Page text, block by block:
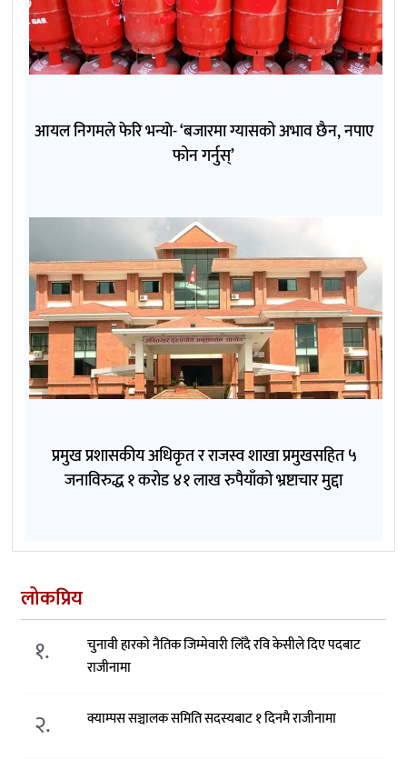
आयल निगमले फेरि भन्याे- ‘बजारमा ग्यासको अभाव छैन, नपाए
फोन गर्नुस्’
प्रमुख प्रशासकीय अधिकृत र राजस्व शाखा प्रमुखसहित ५
जनाविरुद्ध १ करोड ४१ लाख रुपैयाँको भ्रष्टाचार मुद्दा
लोकप्रिय
१.
चुनावी हारको नैतिक जिम्मेवारी लिँदै रवि केसीले दिए पदबाट
राजीनामा
२. क्याम्पस सञ्चालक समिति सदस्यबाट १ दिनमै राजीनामा